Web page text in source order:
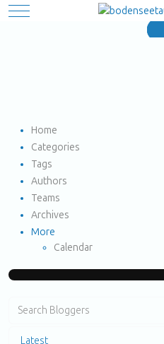
Mobile Menu Toggle
Home
Categories
Tags
Authors
Teams
Archives
More
Calendar